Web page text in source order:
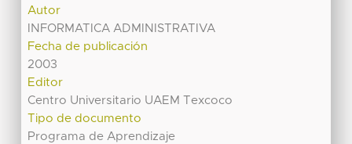
Autor
INFORMATICA ADMINISTRATIVA
Fecha de publicación
2003
Editor
Centro Universitario UAEM Texcoco
Tipo de documento
Programa de Aprendizaje